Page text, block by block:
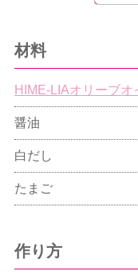
材料
HIME-LIAオリーブオ
醤油
白だし
たまご
作り方